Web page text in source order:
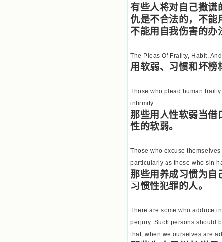
有些人将对自己撒谎
仇是不合法的，不能
不能用自我伤害的办
The Pleas Of Frailty, Habit,
用软弱、习惯和坏榜
Those who plead human
infirmity.
那些用人性软弱当借
性的软弱。
Those who excuse
particularly as those who sin
那些用养成习惯为自
习惯性犯罪的人。
There are some who adduce
perjury. Such persons should
that, when we ourselves are